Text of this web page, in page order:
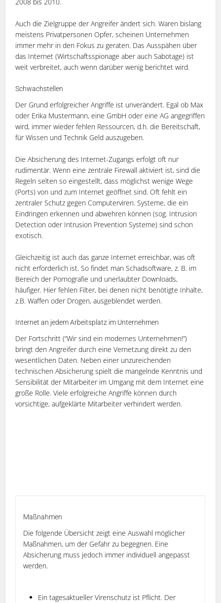
Auch die Zielgruppe der Angreifer ändert sich. Waren bislang
meistens Privatpersonen Opfer, scheinen Unternehmen
immer mehr in den Fokus zu geraten. Das Ausspähen über
das Internet (Wirtschaftsspionage aber auch Sabotage) ist
weit verbreitet, auch wenn darüber wenig berichtet wird.
Schwachstellen
Der Grund erfolgreicher Angriffe ist unverändert. Egal ob Max
oder Erika Mustermann, eine GmbH oder eine AG angegriffen
wird, immer wieder fehlen Ressourcen, d.h. die Bereitschaft,
für Wissen und Technik Geld auszugeben.
Die Absicherung des Internet-Zugangs erfolgt oft nur
rudimentär. Wenn eine zentrale Firewall aktiviert ist, sind die
Regeln selten so eingestellt, dass möglichst wenige Wege
(Ports) von und zum Internet geöffnet sind. Oft fehlt ein
zentraler Schutz gegen Computerviren. Systeme, die ein
Eindringen erkennen und abwehren können (sog. Intrusion
Detection oder Intrusion Prevention Systeme) sind schon
exotisch.
Gleichzeitig ist auch das ganze Internet erreichbar, was oft
nicht erforderlich ist. So findet man Schadsoftware, z. B. im
Bereich der Pornografie und unerlaubter Downloads,
häufiger. Hier fehlen Filter, bei denen nicht benötigte Inhalte,
z.B. Waffen oder Drogen, ausgeblendet werden.
Internet an jedem Arbeitsplatz im Unternehmen
Der Fortschritt (“Wir sind ein modernes Unternehmen!”)
bringt den Angreifer durch eine Vernetzung direkt zu den
wesentlichen Daten. Neben einer unzureichenden
technischen Absicherung spielt die mangelnde Kenntnis und
Sensibilität der Mitarbeiter im Umgang mit dem Internet eine
große Rolle. Viele erfolgreiche Angriffe können durch
vorsichtige, aufgeklärte Mitarbeiter verhindert werden.
Maßnahmen
Die folgende Übersicht zeigt eine Auswahl möglicher
Maßnahmen, um der Gefahr zu begegnen. Eine
Absicherung muss jedoch immer individuell angepasst
werden.
Ein tagesaktueller Virenschutz ist Pflicht. Der